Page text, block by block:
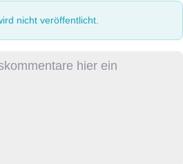
nicht veröffentlicht.